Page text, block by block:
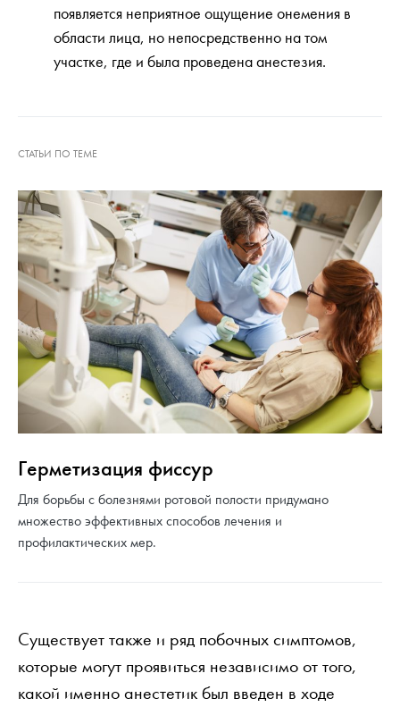
появляется неприятное ощущение онемения в
области лица, но непосредственно на том
участке, где и была проведена анестезия.
Герметизация фиссур
Для борьбы с болезнями ротовой полости придумано
множество эффективных способов лечения и
профилактических мер.
Существует также и ряд побочных симптомов,
которые могут проявиться независимо от того,
какой именно анестетик был введен в ходе